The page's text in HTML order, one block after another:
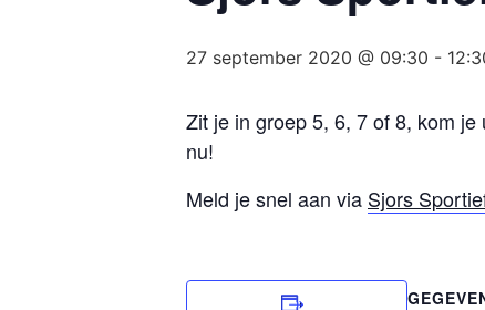
27 september 2020 @ 09:30 -
Zit je in groep 5, 6, 7 of 8, kom
nu!
Meld je snel aan via Sjors